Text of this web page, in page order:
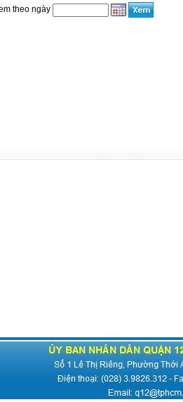
theo ngày